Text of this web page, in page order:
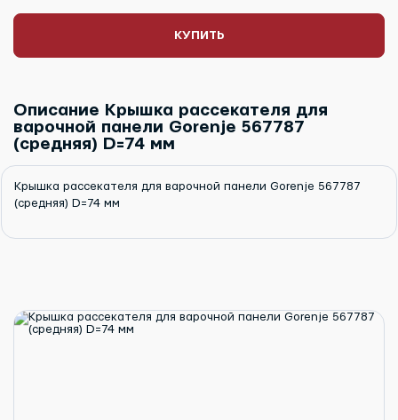
КУПИТЬ
Описание Крышка рассекателя для
варочной панели Gorenje 567787
(средняя) D=74 мм
Крышка рассекателя для варочной панели Gorenje 567787
(средняя) D=74 мм